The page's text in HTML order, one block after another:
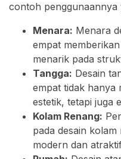
contoh penggunaannya
Menara: Menara
empat
menarik pada
Tangga: Desain
empat tidak hanya
estetik, tetapi juga
Kolam Renang:
pada desain
modern dan